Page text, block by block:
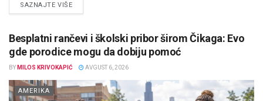
SAZNAJTE VIŠEDETAILS
Besplatni rančevi i školski pribor širom Čikaga: Evo
gde porodice mogu da dobiju pomoć
BY MILOS KRIVOKAPIĆ AVGUST 6, 2026
AMERIKA